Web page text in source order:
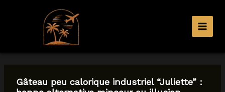
Aller
contenuGâteau peu calorique industriel “Juliette” :